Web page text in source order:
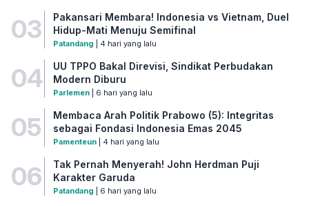
03
Pakansari Membara! Indonesia vs Vietnam, Duel
Hidup-Mati Menuju Semifinal
Patandang | 4 hari yang lalu
04
UU TPPO Bakal Direvisi, Sindikat Perbudakan
Modern Diburu
Parlemen| 6 hari yang lalu
05
Membaca Arah Politik Prabowo (5): Integritas
sebagai Fondasi Indonesia Emas 2045
Pamenteun| 4 hari yang lalu
06
Tak Pernah Menyerah! John Herdman Puji
Karakter Garuda
Patandang | 6 hari yang lalu